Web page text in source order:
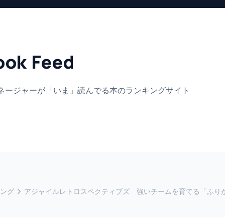
Feed
ージャーが「いま」 読んでる本のランキングサイト
グ アジャイルレトロスペクティブズ 強いチームを育てる「ふり